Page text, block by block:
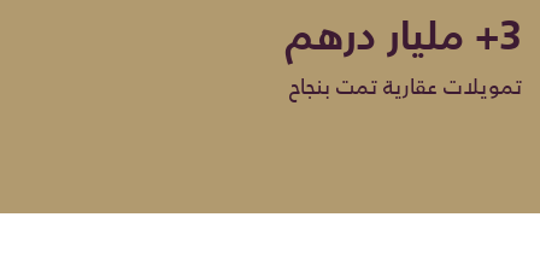
3+ مليار درهم
تمويلات عقارية تمت بنجاح